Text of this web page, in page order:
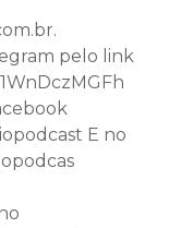
pelo link
E no